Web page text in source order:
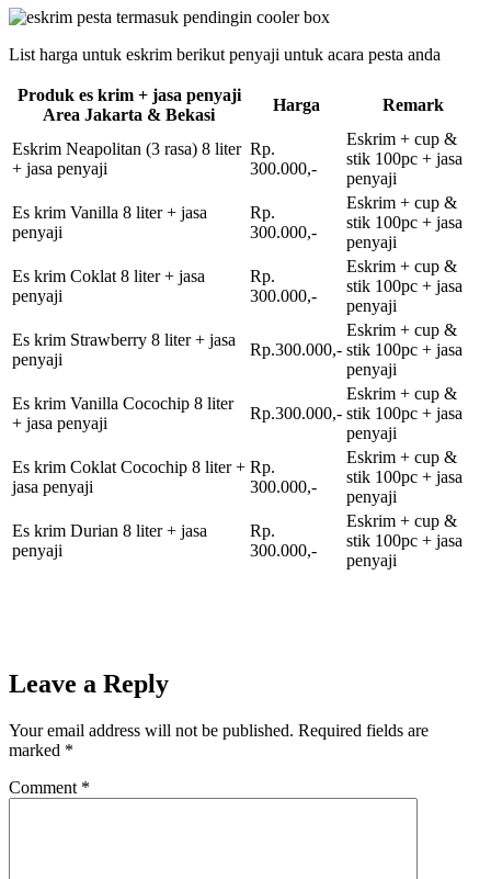
List harga untuk eskrim berikut penyaji untuk acara pesta anda
Produk es krim + jasa penyaji
Area Jakarta & Bekasi
Harga Remark
Eskrim Neapolitan (3 rasa) 8 liter
+ jasa penyaji
Rp.
300.000,-
Eskrim + cup &
stik 100pc + jasa
penyaji
Es krim Vanilla 8 liter + jasa
penyaji
Rp.
300.000,-
Eskrim + cup &
stik 100pc + jasa
penyaji
Es krim Coklat 8 liter + jasa
penyaji
Rp.
300.000,-
Eskrim + cup &
stik 100pc + jasa
penyaji
Es krim Strawberry 8 liter + jasa
penyaji
Rp.300.000,-
Eskrim + cup &
stik 100pc + jasa
penyaji
Es krim Vanilla Cocochip 8 liter
+ jasa penyaji
Rp.300.000,-
Eskrim + cup &
stik 100pc + jasa
penyaji
Es krim Coklat Cocochip 8 liter +
jasa penyaji
Rp.
300.000,-
Eskrim + cup &
stik 100pc + jasa
penyaji
Es krim Durian 8 liter + jasa
penyaji
Rp.
300.000,-
Eskrim + cup &
stik 100pc + jasa
penyaji
Leave a Reply
Your email address will not be published. Required fields are
marked *
Comment *